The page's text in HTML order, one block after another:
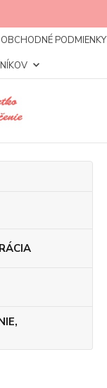
OBCHODNÉ PODMIENKY